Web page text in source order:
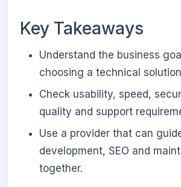
Key Takeaways
Understand the business
choosing a technical
Check usability, speed,
quality and support
Use a provider that can
development, SEO and
together.